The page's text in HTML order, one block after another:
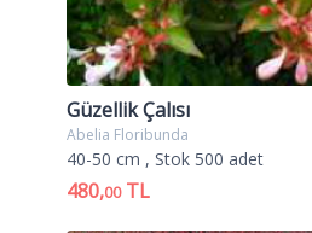
Güzellik Çalısı
Abelia Floribunda
40-50 cm , Stok 500 adet
480,00TL